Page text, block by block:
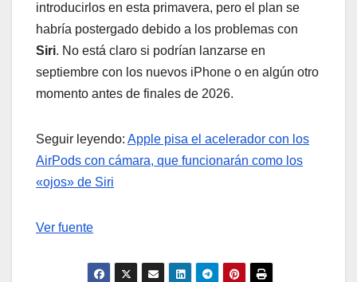
introducirlos en esta primavera, pero el plan se
habría postergado debido a los problemas con
Siri. No está claro si podrían lanzarse en
septiembre con los nuevos iPhone o en algún otro
momento antes de finales de 2026.
Seguir leyendo: Apple pisa el acelerador con los
AirPods con cámara, que funcionarán como los
«ojos» de Siri
Ver fuente